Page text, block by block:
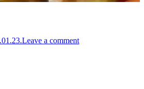
Leave a comment